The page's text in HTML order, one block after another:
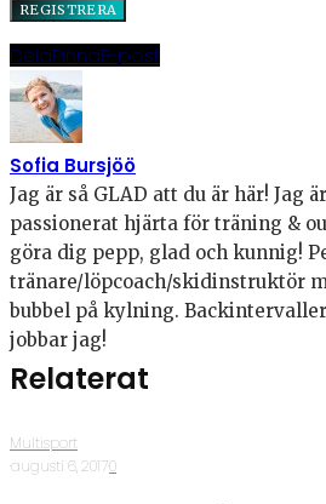
DelaPinnaE-post
Sofia Bursjöö
Jag är så GLAD att du är här! Jag
passionerat hjärta för träning &
göra dig pepp, glad och kunnig!
tränare/löpcoach/skidinstruktör
bubbel på kylning. Backintervaller
jobbar jag!
Relaterat
Multisport
·augusti 6, 2017·0